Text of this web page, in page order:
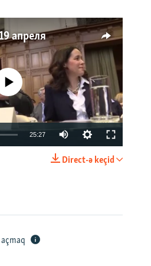
апреля
currently available
25:27
Direct-ə keçid